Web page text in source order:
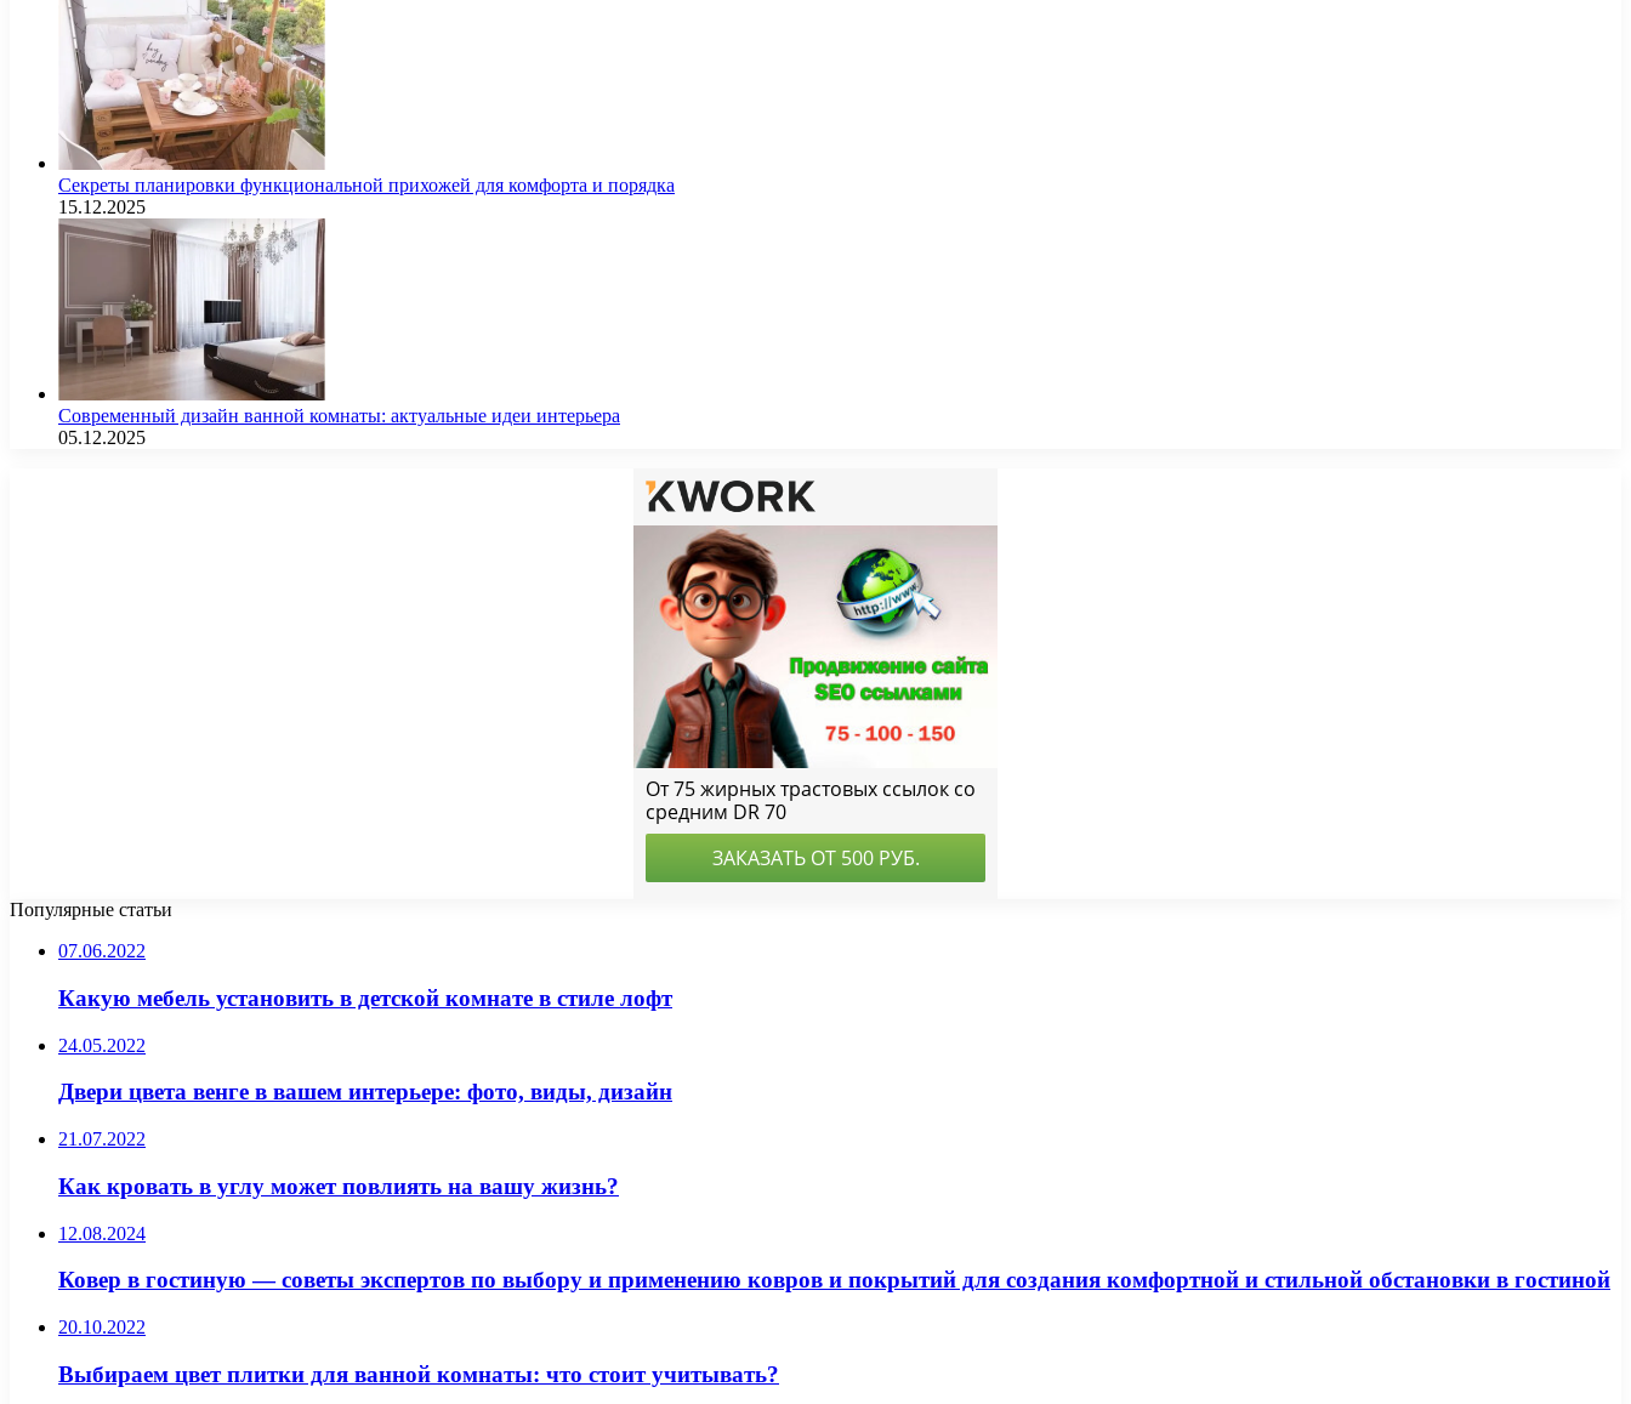
Секреты планировки функциональной прихожей для комфорта и порядка
15.12.2025
Современный дизайн ванной комнаты: актуальные идеи интерьера
05.12.2025
Популярные статьи
07.06.2022
Какую мебель установить в детской комнате в стиле лофт
24.05.2022
Двери цвета венге в вашем интерьере: фото, виды, дизайн
21.07.2022
Как кровать в углу может повлиять на вашу жизнь?
12.08.2024
Ковер в гостиную — советы экспертов по выбору и применению ковров и покрытий для создания комфортной и стильной обстановки в гостиной
20.10.2022
Выбираем цвет плитки для ванной комнаты: что стоит учитывать?